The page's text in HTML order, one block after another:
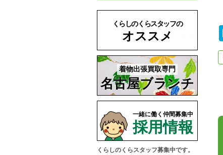
くらしのくらスタッフの
オススメ
着物出張買取専門
名古屋ブランチ
一緒に働く仲間募集中
採用情報
くらしのくらスタッフ募集中です。